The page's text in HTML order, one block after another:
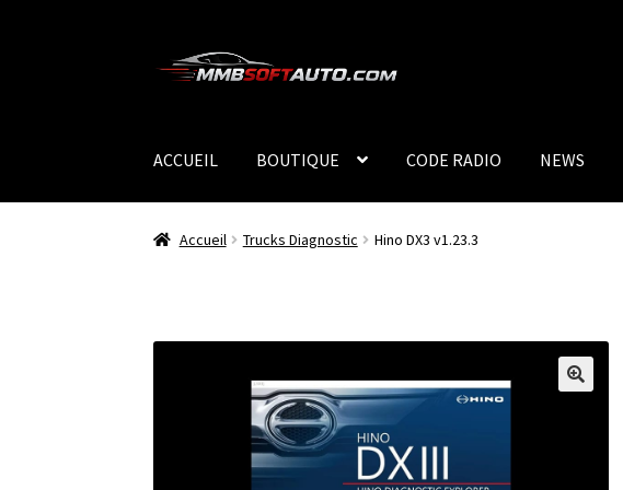
Aller
Aller
ACCUEIL BOUTIQUE CODE RADIO NEWS
Accueil Trucks Diagnostic Hino DX3 v1.23.3